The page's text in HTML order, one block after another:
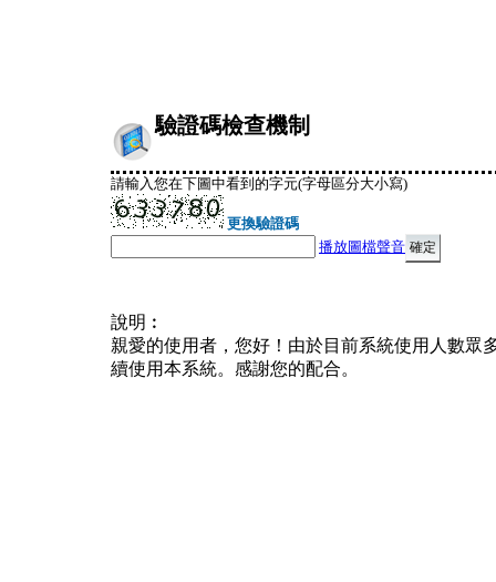
驗證碼檢查機制
請輸入您在下圖中看到的字元(字母區分大小寫)
更換驗證碼
播放圖檔聲音
說明︰
親愛的使用者，您好！由於目前系統使用人數眾
續使用本系統。感謝您的配合。